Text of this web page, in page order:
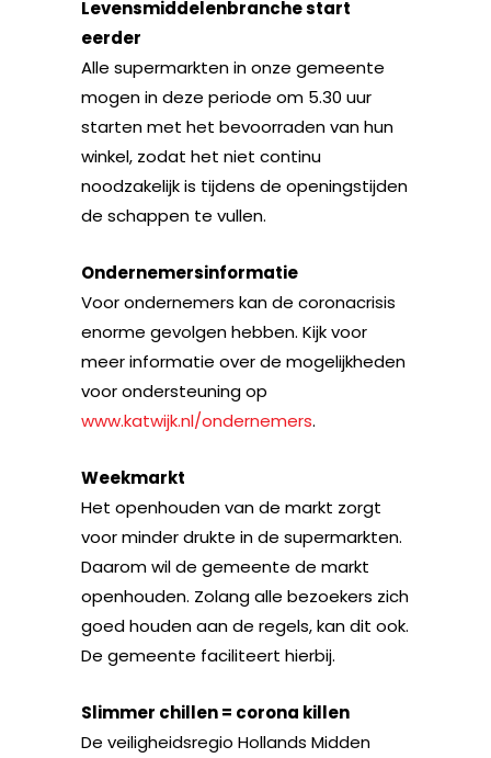
Levensmiddelenbranche start
eerder
Alle supermarkten in onze gemeente
mogen in deze periode om 5.30 uur
starten met het bevoorraden van hun
winkel, zodat het niet continu
noodzakelijk is tijdens de openingstijden
de schappen te vullen.
Ondernemersinformatie
Voor ondernemers kan de coronacrisis
enorme gevolgen hebben. Kijk voor
meer informatie over de mogelijkheden
voor ondersteuning op
www.katwijk.nl/ondernemers.
Weekmarkt
Het openhouden van de markt zorgt
voor minder drukte in de supermarkten.
Daarom wil de gemeente de markt
openhouden. Zolang alle bezoekers zich
goed houden aan de regels, kan dit ook.
De gemeente faciliteert hierbij.
Slimmer chillen = corona killen
De veiligheidsregio Hollands Midden